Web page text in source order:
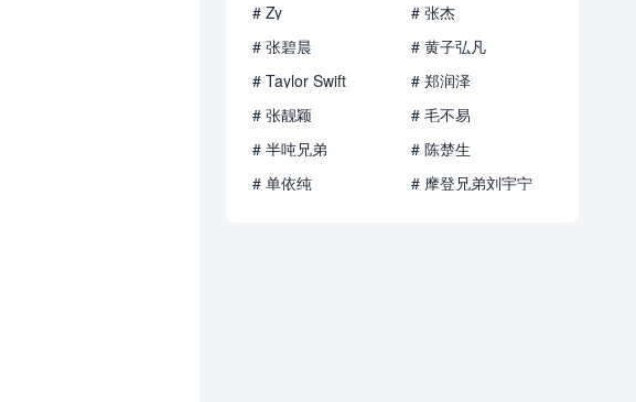
# Zy
# 张杰
# 张碧晨
# 黄子弘凡
# Taylor Swift
# 郑润泽
# 张靓颖
# 毛不易
# 半吨兄弟
# 陈楚生
# 单依纯
# 摩登兄弟刘宇宁